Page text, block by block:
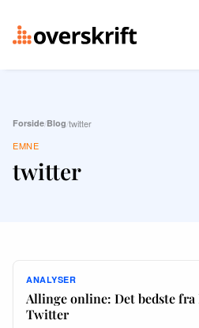
Forside/Blog/twitter
EMNE
twitter
ANALYSER
Allinge online: Det bedste fra
Twitter